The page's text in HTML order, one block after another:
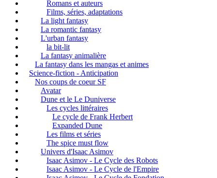
Romans et auteurs
Films, séries, adaptations
La light fantasy
La romantic fantasy
L'urban fantasy
la bit-lit
La fantasy animalière
La fantasy dans les mangas et animes
Science-fiction - Anticipation
Nos coups de coeur SF
Avatar
Dune et le Le Duniverse
Les cycles littéraires
Le cycle de Frank Herbert
Expanded Dune
Les films et séries
The spice must flow
Univers d'Isaac Asimov
Isaac Asimov - Le Cycle des Robots
Isaac Asimov - Le Cycle de l'Empire